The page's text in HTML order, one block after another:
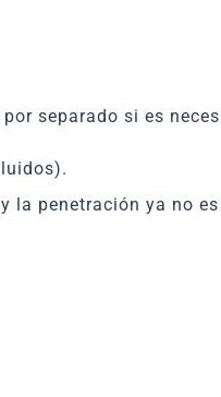
separado si es
la penetración ya no